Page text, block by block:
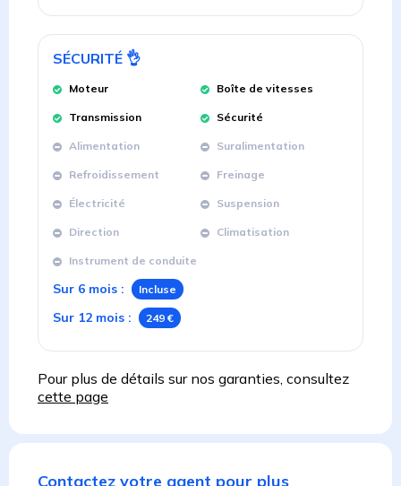
SÉCURITÉ 👌
Moteur Boîte de vitesses
Transmission Sécurité
Alimentation Suralimentation
Refroidissement Freinage
Électricité Suspension
Direction Climatisation
Instrument de conduite
Sur 6 mois : Incluse
Sur 12 mois : 249 €
Pour plus de détails sur nos garanties, consultez
cette page
Contactez votre agent pour plus